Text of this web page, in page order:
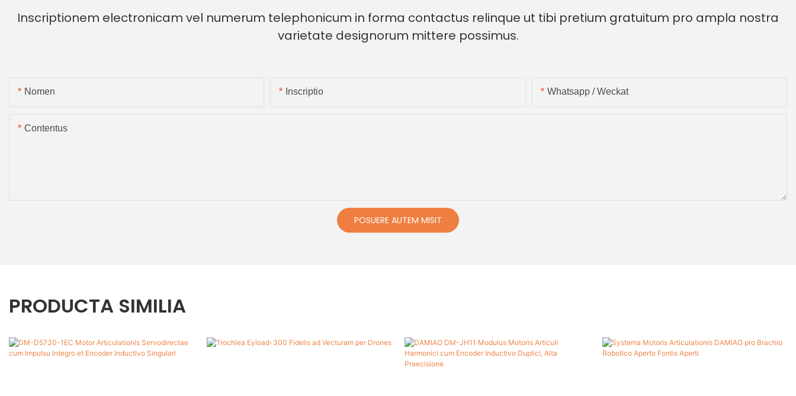
Inscriptionem electronicam vel numerum telephonicum in forma contactus relinque ut tibi pretium gratuitum pro ampla nostra
varietate designorum mittere possimus.
Nomen Inscriptio Whatsapp / Weckat
Contentus
POSUERE AUTEM MISIT
PRODUCTA SIMILIA